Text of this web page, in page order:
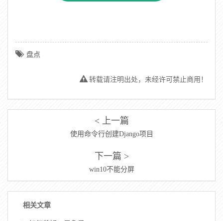
盘点
转载请注明出处，未经许可禁止商用！
< 上一篇
使用命令行创建Django项目
下一篇 >
win10不能分屏
相关文章